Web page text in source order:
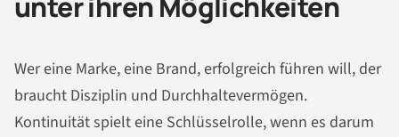
Wer eine Marke, eine Brand, erfolgreich führen will, der
braucht Disziplin und Durchhaltevermögen.
Kontinuität spielt eine Schlüsselrolle, wenn es darum